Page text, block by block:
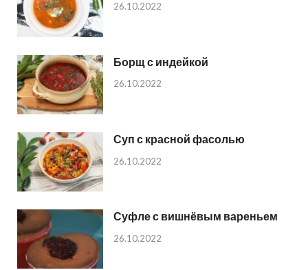
26.10.2022
Борщ с индейкой
26.10.2022
Суп с красной фасолью
26.10.2022
Суфле с вишнёвым вареньем
26.10.2022